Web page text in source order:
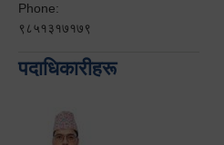
Phone:
९८५१३१७१७९
पदाधिकारीहरू